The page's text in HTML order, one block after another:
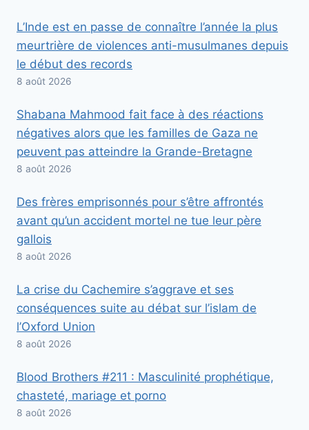
L’Inde est en passe de connaître l’année la plus
meurtrière de violences anti-musulmanes depuis
le début des records
8 août 2026
Shabana Mahmood fait face à des réactions
négatives alors que les familles de Gaza ne
peuvent pas atteindre la Grande-Bretagne
8 août 2026
Des frères emprisonnés pour s’être affrontés
avant qu’un accident mortel ne tue leur père
gallois
8 août 2026
La crise du Cachemire s’aggrave et ses
conséquences suite au débat sur l’islam de
l’Oxford Union
8 août 2026
Blood Brothers #211 : Masculinité prophétique,
chasteté, mariage et porno
8 août 2026